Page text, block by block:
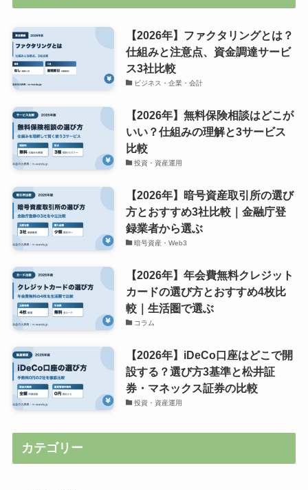
【2026年】ファクタリングとは？
仕組みと注意点、資金調達サービ
ス3社比較
ビジネス・企業・会計
【2026年】無料保険相談はどこが
いい？仕組みの理解と3サービス
比較
投資・資産運用
【2026年】暗号資産取引所の選び
方とおすすめ3社比較｜金融庁登
録業者から選ぶ
暗号資産・Web3
【2026年】年会費無料クレジット
カードの選び方とおすすめ4枚比
較｜生活圏で選ぶ
コラム
【2026年】iDeCo口座はどこで開
設する？選び方3基準と松井証
券・マネックス証券の比較
投資・資産運用
カテゴリー